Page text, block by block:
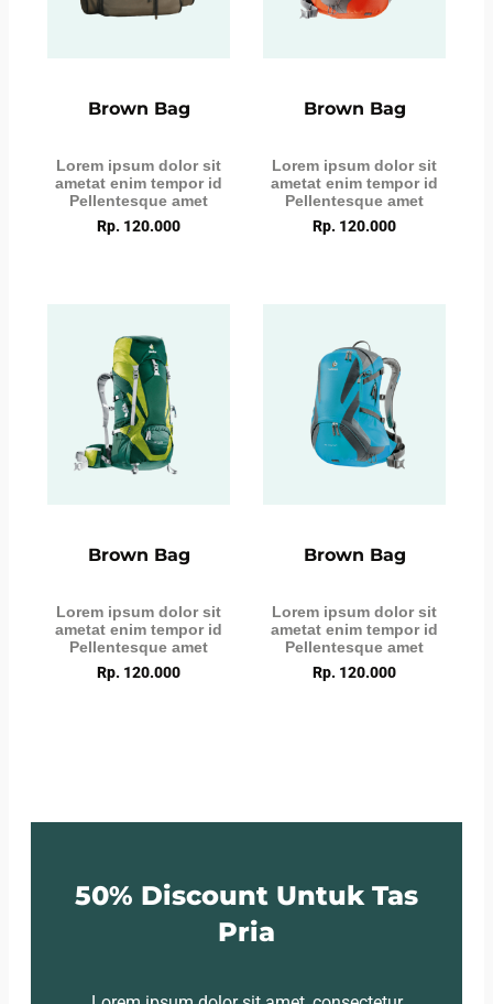
Brown Bag
Lorem ipsum dolor sit
ametat enim tempor id
Pellentesque amet
Rp. 120.000
Brown Bag
Lorem ipsum dolor sit
ametat enim tempor id
Pellentesque amet
Rp. 120.000
Brown Bag
Lorem ipsum dolor sit
ametat enim tempor id
Pellentesque amet
Rp. 120.000
Brown Bag
Lorem ipsum dolor sit
ametat enim tempor id
Pellentesque amet
Rp. 120.000
50% Discount Untuk Tas
Pria